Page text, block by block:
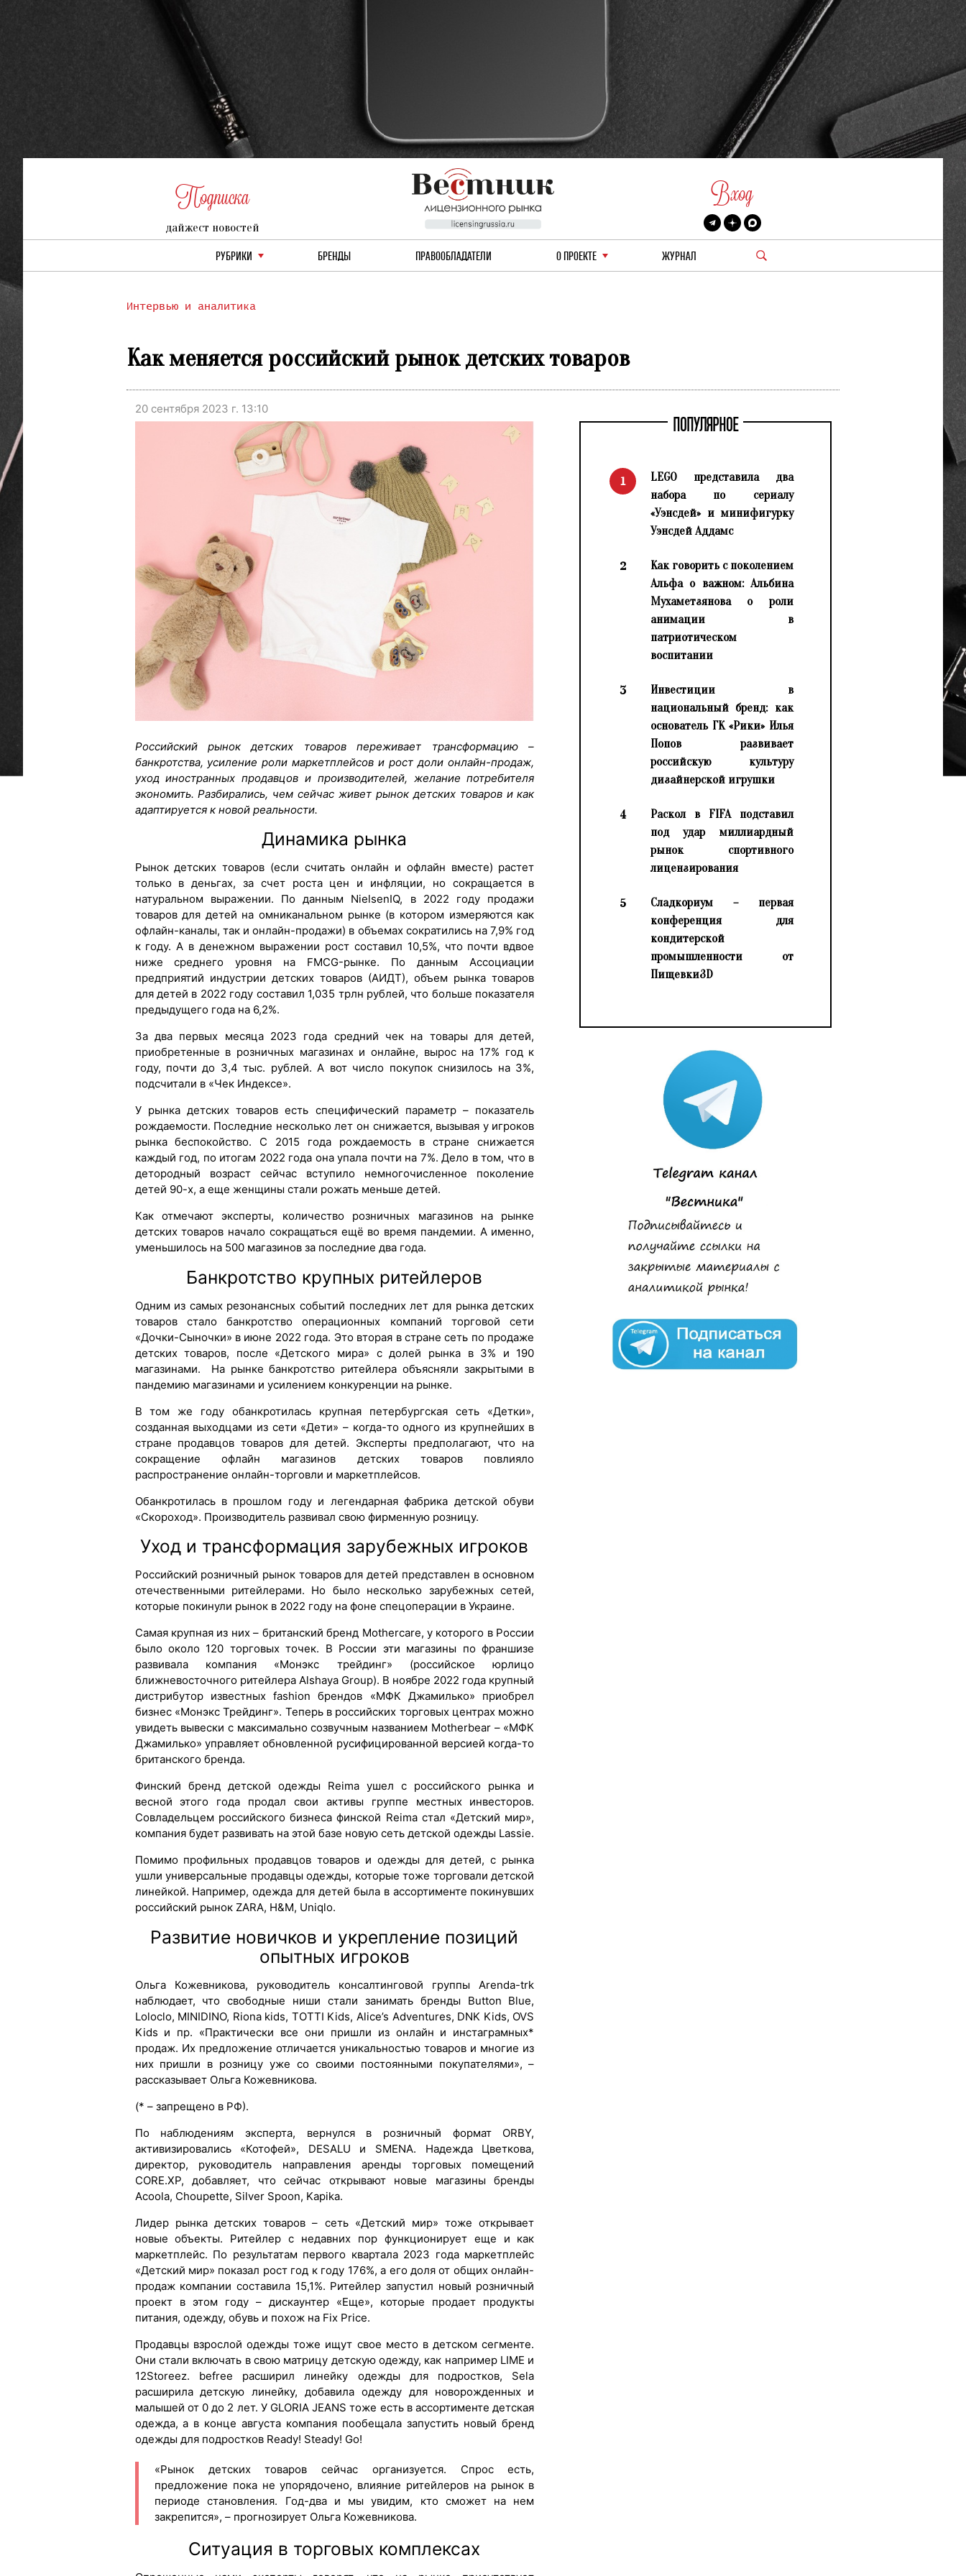
Подписка
дайжест новостей
Вход
РУБРИКИ БРЕНДЫ ПРАВООБЛАДАТЕЛИ О ПРОЕКТЕ ЖУРНАЛ
Интервью и аналитика
Как меняется российский рынок детских товаров
20 сентября 2023 г. 13:10
Российский рынок детских товаров переживает трансформацию –
банкротства, усиление роли маркетплейсов и рост доли онлайн-продаж,
уход иностранных продавцов и производителей, желание потребителя
экономить. Разбирались, чем сейчас живет рынок детских товаров и как
адаптируется к новой реальности.
Динамика рынка
Рынок детских товаров (если считать онлайн и офлайн вместе) растет
только в деньгах, за счет роста цен и инфляции, но сокращается в
натуральном выражении. По данным NielsenIQ, в 2022 году продажи
товаров для детей на омниканальном рынке (в котором измеряются как
офлайн-каналы, так и онлайн-продажи) в объемах сократились на 7,9% год
к году. А в денежном выражении рост составил 10,5%, что почти вдвое
ниже среднего уровня на FMCG-рынке. По данным Ассоциации
предприятий индустрии детских товаров (АИДТ), объем рынка товаров
для детей в 2022 году составил 1,035 трлн рублей, что больше показателя
предыдущего года на 6,2%.
За два первых месяца 2023 года средний чек на товары для детей,
приобретенные в розничных магазинах и онлайне, вырос на 17% год к
году, почти до 3,4 тыс. рублей. А вот число покупок снизилось на 3%,
подсчитали в «Чек Индексе».
У рынка детских товаров есть специфический параметр – показатель
рождаемости. Последние несколько лет он снижается, вызывая у игроков
рынка беспокойство. С 2015 года рождаемость в стране снижается
каждый год, по итогам 2022 года она упала почти на 7%. Дело в том, что в
детородный возраст сейчас вступило немногочисленное поколение
детей 90-х, а еще женщины стали рожать меньше детей.
Как отмечают эксперты, количество розничных магазинов на рынке
детских товаров начало сокращаться ещё во время пандемии. А именно,
уменьшилось на 500 магазинов за последние два года.
Банкротство крупных ритейлеров
Одним из самых резонансных событий последних лет для рынка детских
товаров стало банкротство операционных компаний торговой сети
«Дочки-Сыночки» в июне 2022 года. Это вторая в стране сеть по продаже
детских товаров, после «Детского мира» с долей рынка в 3% и 190
магазинами. На рынке банкротство ритейлера объясняли закрытыми в
пандемию магазинами и усилением конкуренции на рынке.
В том же году обанкротилась крупная петербургская сеть «Детки»,
созданная выходцами из сети «Дети» – когда-то одного из крупнейших в
стране продавцов товаров для детей. Эксперты предполагают, что на
сокращение офлайн магазинов детских товаров повлияло
распространение онлайн-торговли и маркетплейсов.
Обанкротилась в прошлом году и легендарная фабрика детской обуви
«Скороход». Производитель развивал свою фирменную розницу.
Уход и трансформация зарубежных игроков
Российский розничный рынок товаров для детей представлен в основном
отечественными ритейлерами. Но было несколько зарубежных сетей,
которые покинули рынок в 2022 году на фоне спецоперации в Украине.
Самая крупная из них – британский бренд Mothercare, у которого в России
было около 120 торговых точек. В России эти магазины по франшизе
развивала компания «Монэкс трейдинг» (российское юрлицо
ближневосточного ритейлера Alshaya Group). В ноябре 2022 года крупный
дистрибутор известных fashion брендов «МФК Джамилько» приобрел
бизнес «Монэкс Трейдинг». Теперь в российских торговых центрах можно
увидеть вывески c максимально созвучным названием Motherbear – «МФК
Джамилько» управляет обновленной русифицированной версией когда-то
британского бренда.
Финский бренд детской одежды Reima ушел с российского рынка и
весной этого года продал свои активы группе местных инвесторов.
Совладельцем российского бизнеса финской Reima стал «Детский мир»,
компания будет развивать на этой базе новую сеть детской одежды Lassie.
Помимо профильных продавцов товаров и одежды для детей, с рынка
ушли универсальные продавцы одежды, которые тоже торговали детской
линейкой. Например, одежда для детей была в ассортименте покинувших
российский рынок ZARA, H&M, Uniqlo.
Развитие новичков и укрепление позиций
опытных игроков
Ольга Кожевникова, руководитель консалтинговой группы Arenda-trk
наблюдает, что свободные ниши стали занимать бренды Button Blue,
Loloclo, MINIDINO, Riona kids, TOTTI Kids, Alice’s Adventures, DNK Kids, OVS
Kids и пр. «Практически все они пришли из онлайн и инстаграмных*
продаж. Их предложение отличается уникальностью товаров и многие из
них пришли в розницу уже со своими постоянными покупателями», –
рассказывает Ольга Кожевникова.
(* – запрещено в РФ).
По наблюдениям эксперта, вернулся в розничный формат ORBY,
активизировались «Котофей», DESALU и SMENA. Надежда Цветкова,
директор, руководитель направления аренды торговых помещений
CORE.XP, добавляет, что сейчас открывают новые магазины бренды
Acoola, Choupette, Silver Spoon, Kapika.
Лидер рынка детских товаров – сеть «Детский мир» тоже открывает
новые объекты. Ритейлер с недавних пор функционирует еще и как
маркетплейс. По результатам первого квартала 2023 года маркетплейс
«Детский мир» показал рост год к году 176%, а его доля от общих онлайн-
продаж компании составила 15,1%. Ритейлер запустил новый розничный
проект в этом году – дискаунтер «Еще», которые продает продукты
питания, одежду, обувь и похож на Fix Price.
Продавцы взрослой одежды тоже ищут свое место в детском сегменте.
Они стали включать в свою матрицу детскую одежду, как например LIME и
12Storeez. befree расширил линейку одежды для подростков, Sela
расширила детскую линейку, добавила одежду для новорожденных и
малышей от 0 до 2 лет. У GLORIA JEANS тоже есть в ассортименте детская
одежда, а в конце августа компания пообещала запустить новый бренд
одежды для подростков Ready! Steady! Go!
«Рынок детских товаров сейчас организуется. Спрос есть,
предложение пока не упорядочено, влияние ритейлеров на рынок в
периоде становления. Год-два и мы увидим, кто сможет на нем
закрепится», – прогнозирует Ольга Кожевникова.
Ситуация в торговых комплексах
ПОПУЛЯРНОЕ
1
LEGO представила два
набора по сериалу
«Уэнсдей» и минифигурку
Уэнсдей Аддамс
2
Как говорить с поколением
Альфа о важном: Альбина
Мухаметзянова о роли
анимации в
патриотическом
воспитании
3
Инвестиции в
национальный бренд: как
основатель ГК «Рики» Илья
Попов развивает
российскую культуру
дизайнерской игрушки
4
Раскол в FIFA подставил
под удар миллиардный
рынок спортивного
лицензирования
5
Сладкориум – первая
конференция для
кондитерской
промышленности от
Пищевки3D